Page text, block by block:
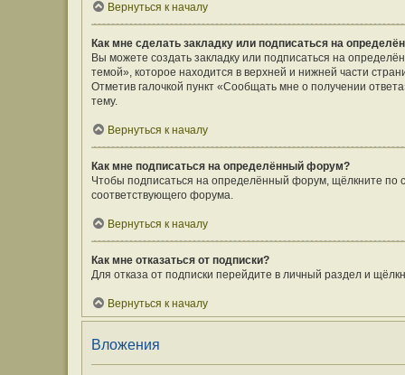
Вернуться к началу
Как мне сделать закладку или подписаться на
Вы можете создать закладку или подписаться на
темой», которое находится в верхней и нижней части
Отметив галочкой пункт «Сообщать мне о получении
тему.
Вернуться к началу
Как мне подписаться на определённый форум?
Чтобы подписаться на определённый форум, щёлкните по
соответствующего форума.
Вернуться к началу
Как мне отказаться от подписки?
Для отказа от подписки перейдите в личный раздел и
Вернуться к началу
Вложения